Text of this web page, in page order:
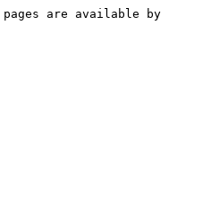
are available by